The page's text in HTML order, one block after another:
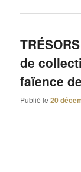
de
faïence
Publié le20